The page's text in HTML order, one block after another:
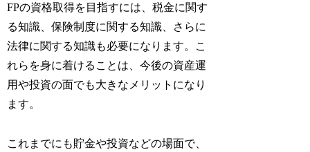
FPの資格取得を目指すには、税金に関す
る知識、保険制度に関する知識、さらに
法律に関する知識も必要になります。こ
れらを身に着けることは、今後の資産運
用や投資の面でも大きなメリットになり
ます。
これまでにも貯金や投資などの場面で、